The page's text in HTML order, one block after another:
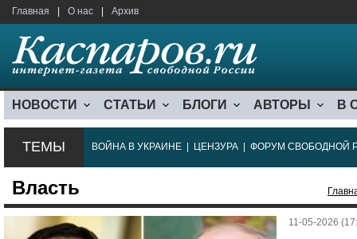
Главная О нас Архив
НОВОСТИ СТАТЬИ БЛОГИ АВТОРЫ В
ТЕМЫ ВОЙНА В УКРАИНЕ ЦЕНЗУРА ФОРУМ СВОБОДНОЙ
Власть
11-05-2026